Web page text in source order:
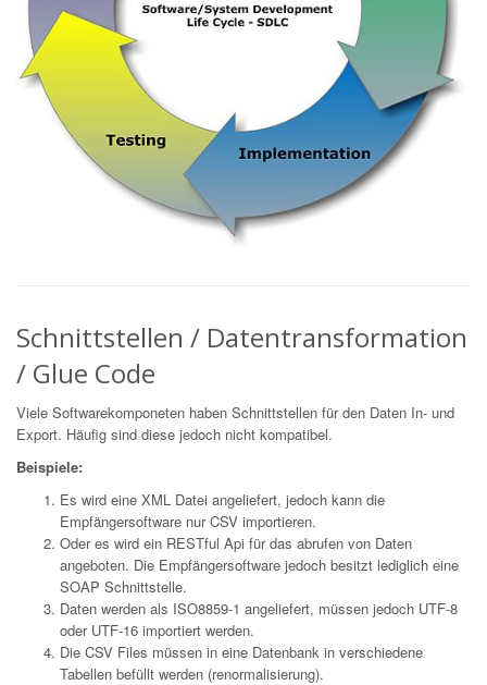
Schnittstellen / Datentransformation
/ Glue Code
Viele Softwarekomponeten haben Schnittstellen für den Daten In- und
Export. Häufig sind diese jedoch nicht kompatibel.
Beispiele:
Es wird eine XML Datei angeliefert, jedoch kann die
Empfängersoftware nur CSV importieren.
Oder es wird ein RESTful Api für das abrufen von Daten
angeboten. Die Empfängersoftware jedoch besitzt lediglich eine
SOAP Schnittstelle.
Daten werden als ISO8859-1 angeliefert, müssen jedoch UTF-8
oder UTF-16 importiert werden.
Die CSV Files müssen in eine Datenbank in verschiedene
Tabellen befüllt werden (renormalisierung).